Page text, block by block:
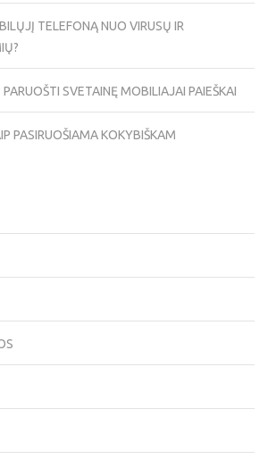
TELEFONĄ NUO VIRUSŲ IR
SVETAINĘ MOBILIAJAI PAIEŠKAI
PASIRUOŠIAMA KOKYBIŠKAM